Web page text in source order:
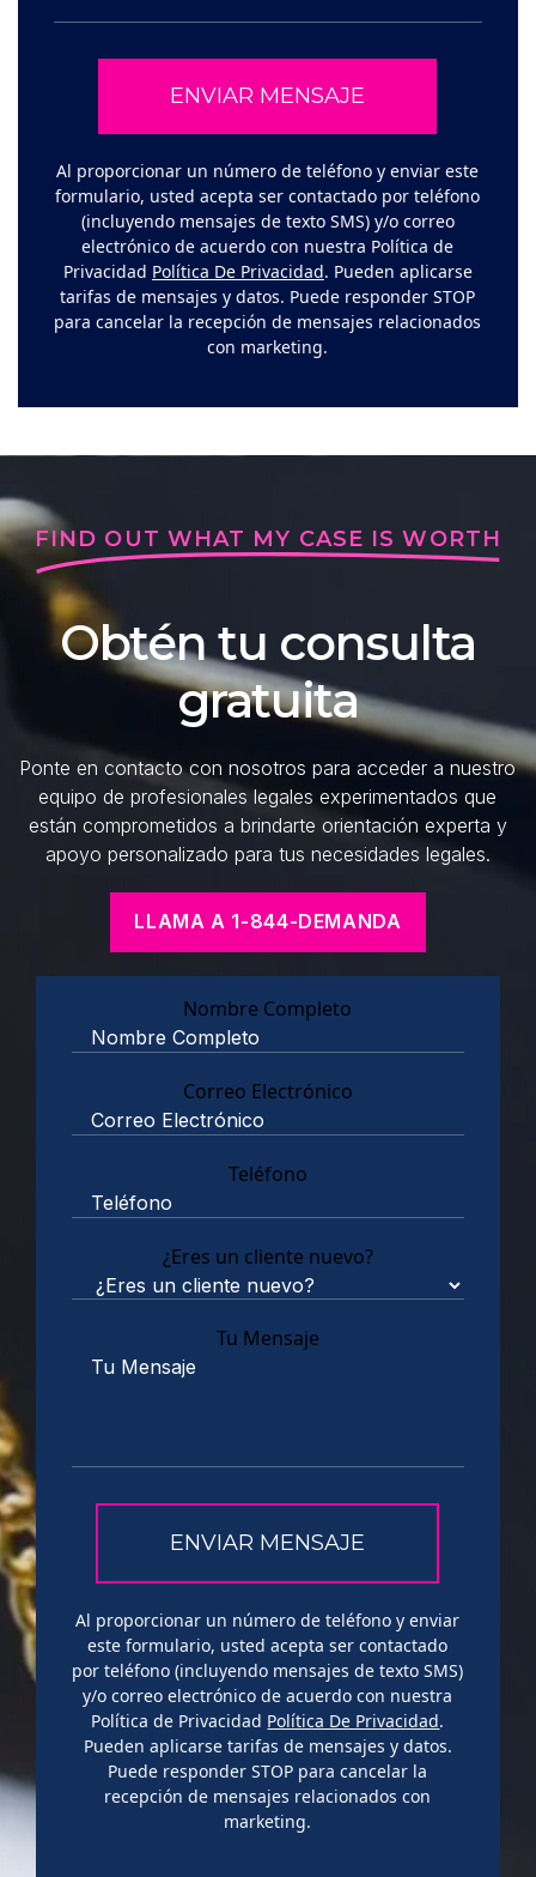
Al proporcionar un número de teléfono y enviar este
formulario, usted acepta ser contactado por teléfono
(incluyendo mensajes de texto SMS) y/o correo
electrónico de acuerdo con nuestra Política de
Privacidad Política De Privacidad. Pueden aplicarse
tarifas de mensajes y datos. Puede responder STOP
para cancelar la recepción de mensajes relacionados
con marketing.
FIND OUT WHAT MY CASE IS WORTH
Obtén tu consulta
gratuita
Ponte en contacto con nosotros para acceder a nuestro
equipo de profesionales legales experimentados que
están comprometidos a brindarte orientación experta y
apoyo personalizado para tus necesidades legales.
LLAMA A 1-844-DEMANDA
Nombre Completo
Correo Electrónico
Teléfono
¿Eres un cliente nuevo?
Tu Mensaje
Al proporcionar un número de teléfono y enviar
este formulario, usted acepta ser contactado
por teléfono (incluyendo mensajes de texto SMS)
y/o correo electrónico de acuerdo con nuestra
Política de Privacidad Política De Privacidad.
Pueden aplicarse tarifas de mensajes y datos.
Puede responder STOP para cancelar la
recepción de mensajes relacionados con
marketing.